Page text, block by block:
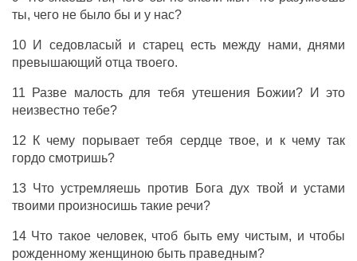
ты, чего не было бы и у нас?
10 И седовласый и старец есть между нами, днями
превышающий отца твоего.
11 Разве малостьдля тебя утешения Божии? И это
неизвестнотебе?
12 К чему порываеттебя сердцетвое, и к чему так
гордо смотришь?
13 Чтоустремляешь против Бога дух твой иустами
твоими произносишьтакие речи?
14 Что такое человек, чтоб бытьему чистым, и чтобы
рожденному женщиноюбыть праведным?